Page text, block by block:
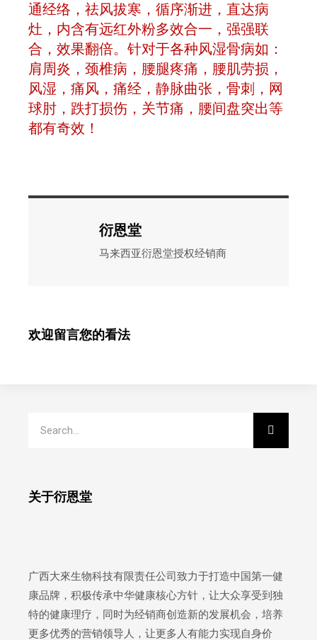
通经络，祛风拔寒，循序渐进，直达病
灶，内含有远红外粉多效合一，强强联
合，效果翻倍。针对于各种风湿骨病如：
肩周炎，颈椎病，腰腿疼痛，腰肌劳损，
风湿，痛风，痛经，静脉曲张，骨刺，网
球肘，跌打损伤，关节痛，腰间盘突出等
都有奇效！
衍恩堂
马来西亚衍恩堂授权经销商
欢迎留言您的看法
关于衍恩堂
广西大來生物科技有限责任公司致力于打造中国第一健
康品牌，积极传承中华健康核心方针，让大众享受到独
特的健康理疗，同时为经销商创造新的发展机会，培养
更多优秀的营销领导人，让更多人有能力实现自身价